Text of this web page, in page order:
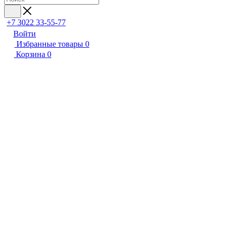
+7 3022 33-55-77
Войти
Избранные товары 0
Корзина 0